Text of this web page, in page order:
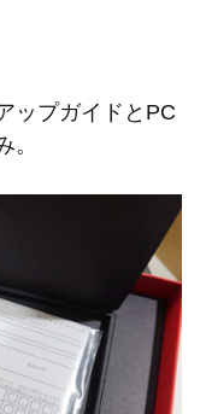
ップガイドとPC
。